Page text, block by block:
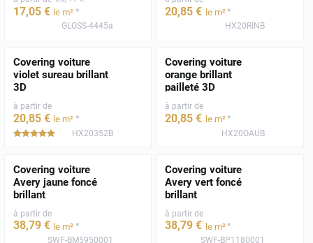
17,05 € le m² *
GLOSS-4445a
20,85 € le m²*
HX20RINB
Covering voiture
violet sureau brillant
3D
à partir de
20,85 € le m² *
*****HX20352B
Covering voiture
orange brillant
pailleté 3D
à partir de
20,85 € le m²*
HX20OAUB
Covering voiture
Avery jaune foncé
brillant
à partir de
38,79 € le m² *
SWF-BM5950001
Covering voiture
Avery vert foncé
brillant
à partir de
38,79 € le m²*
SWF-BP1180001